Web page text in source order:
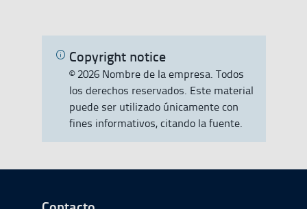
Copyright notice
© 2026 Nombre de la empresa. Todos
los derechos reservados. Este material
puede ser utilizado únicamente con
fines informativos, citando la fuente.